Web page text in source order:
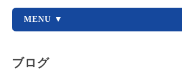
MENU ▼
ブログ